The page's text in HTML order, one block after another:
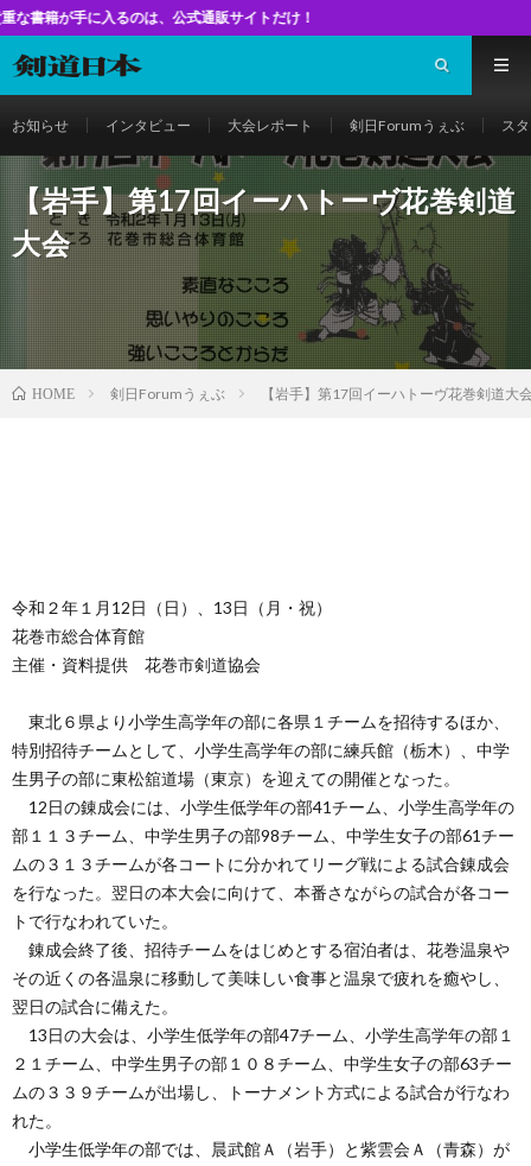
、公式通販サイトだけ！
お知らせ インタビュー 大会レポート 剣日Forumうぇぶ ス
【岩手】第17回イーハトーヴ花巻剣道
大会
HOME 剣日Forumうぇぶ 【岩手】第17回イーハトーヴ花巻剣道大
令和２年１月12日（日）、13日（月・祝）
花巻市総合体育館
主催・資料提供 花巻市剣道協会
東北６県より小学生高学年の部に各県１チームを招待するほか、
特別招待チームとして、小学生高学年の部に練兵館（栃木）、中学
生男子の部に東松舘道場（東京）を迎えての開催となった。
12日の錬成会には、小学生低学年の部41チーム、小学生高学年の
部１１３チーム、中学生男子の部98チーム、中学生女子の部61チー
ムの３１３チームが各コートに分かれてリーグ戦による試合錬成会
を行なった。翌日の本大会に向けて、本番さながらの試合が各コー
トで行なわれていた。
錬成会終了後、招待チームをはじめとする宿泊者は、花巻温泉や
その近くの各温泉に移動して美味しい食事と温泉で疲れを癒やし、
翌日の試合に備えた。
13日の大会は、小学生低学年の部47チーム、小学生高学年の部１
２１チーム、中学生男子の部１０８チーム、中学生女子の部63チー
ムの３３９チームが出場し、トーナメント方式による試合が行なわ
れた。
小学生低学年の部では、晨武館Ａ（岩手）と紫雲会Ａ（青森）が